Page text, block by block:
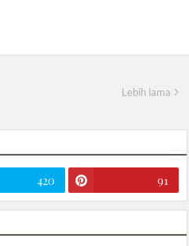
Lebih lama
420 91